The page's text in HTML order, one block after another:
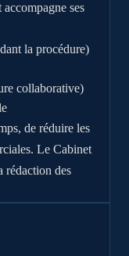
ses
la procédure)
collaborative)
de réduire les
Le Cabinet
rédaction des